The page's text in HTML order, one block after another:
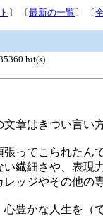
〕 〔最新の一覧 〕 〔
hit(s)
章はきつい言い
ってこられたん
繊細さや、表現
ッジやその他の
豊かな人生を（